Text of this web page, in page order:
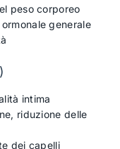
peso corporeo
generale
intima
riduzione delle
dei capelli